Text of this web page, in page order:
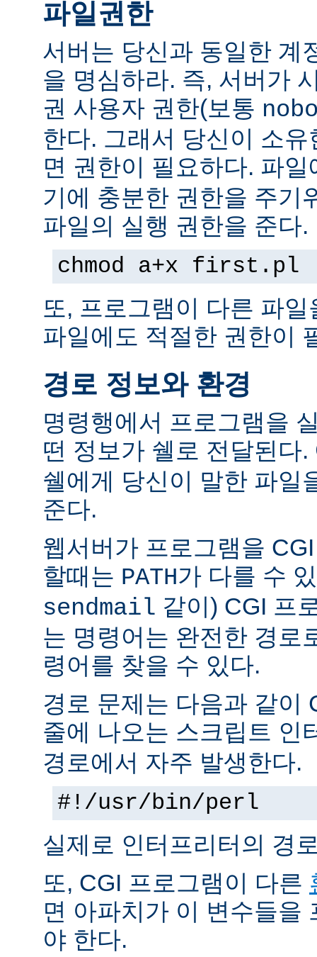
파일권한
서버는 당신과 동일한 계
을 명심하라. 즉, 서버가
권 사용자 권한(보통
한다. 그래서 당신이 소
면 권한이 필요하다. 파
기에 충분한 권한을 주기
파일의 실행 권한을 준다.
chmod a+x first.pl
또, 프로그램이 다른 파
파일에도 적절한 권한이
경로 정보와 환경
명령행에서 프로그램을
떤 정보가 쉘로 전달된다
쉘에게 당신이 말한 파일
준다.
웹서버가 프로그램을
할때는 PATH가 다를 수
sendmail 같이) CGI 프
는 명령어는 완전한 경로
령어를 찾을 수 있다.
경로 문제는 다음과 같이
줄에 나오는 스크립트 인
경로에서 자주 발생한다.
#!/usr/bin/perl
실제로 인터프리터의 경
또, CGI 프로그램이 다른
면 아파치가 이 변수들을
야 한다.